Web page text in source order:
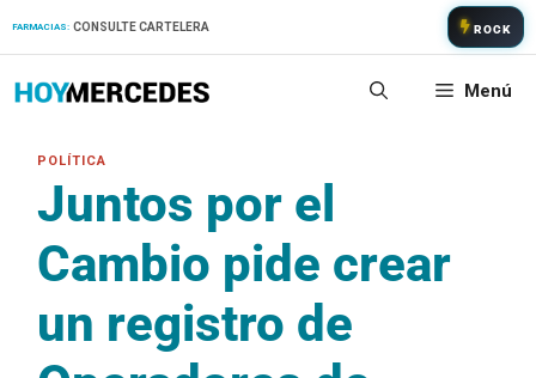
FARMACIAS: CONSULTE CARTELERA ROCK
Menú
Juntos por el
Cambio pide crear
un registro de